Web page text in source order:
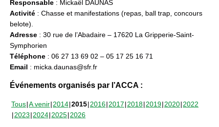
Responsable : Mickaël DAUNAS
Activité : Chasse et manifestations (repas, ball trap, concours
belote).
Adresse : 30 rue de l’Abadaire – 17620 La Gripperie-Saint-
Symphorien
Téléphone : 06 27 13 69 02 – 05 17 25 16 71
Email : micka.daunas@sfr.fr
Événements organisés par l’ACCA :
Tous A venir 2014 2015 2016 2017 2018 2019 2020 2022
2023 2024 2025 2026